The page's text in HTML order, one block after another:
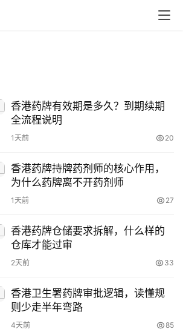
香港药牌有效期是多久？到期续期
全流程说明
1天前 20
香港药牌持牌药剂师的核心作用，
为什么药牌离不开药剂师
1天前 27
香港药牌仓储要求拆解，什么样的
仓库才能过审
2天前 33
香港卫生署药牌审批逻辑，读懂规
则少走半年弯路
4天前 85